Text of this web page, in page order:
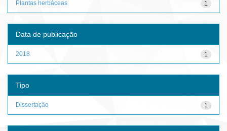
1
Plantas herbáceas
Data de publicação
1
2018
Tipo
1
Dissertação